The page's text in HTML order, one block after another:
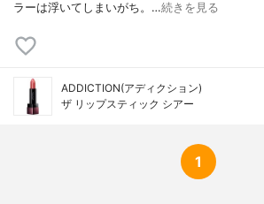
ラーは浮いてしまいがち。…続きを見る
ADDICTION(アディクション)
ザ リップスティック シアー
1